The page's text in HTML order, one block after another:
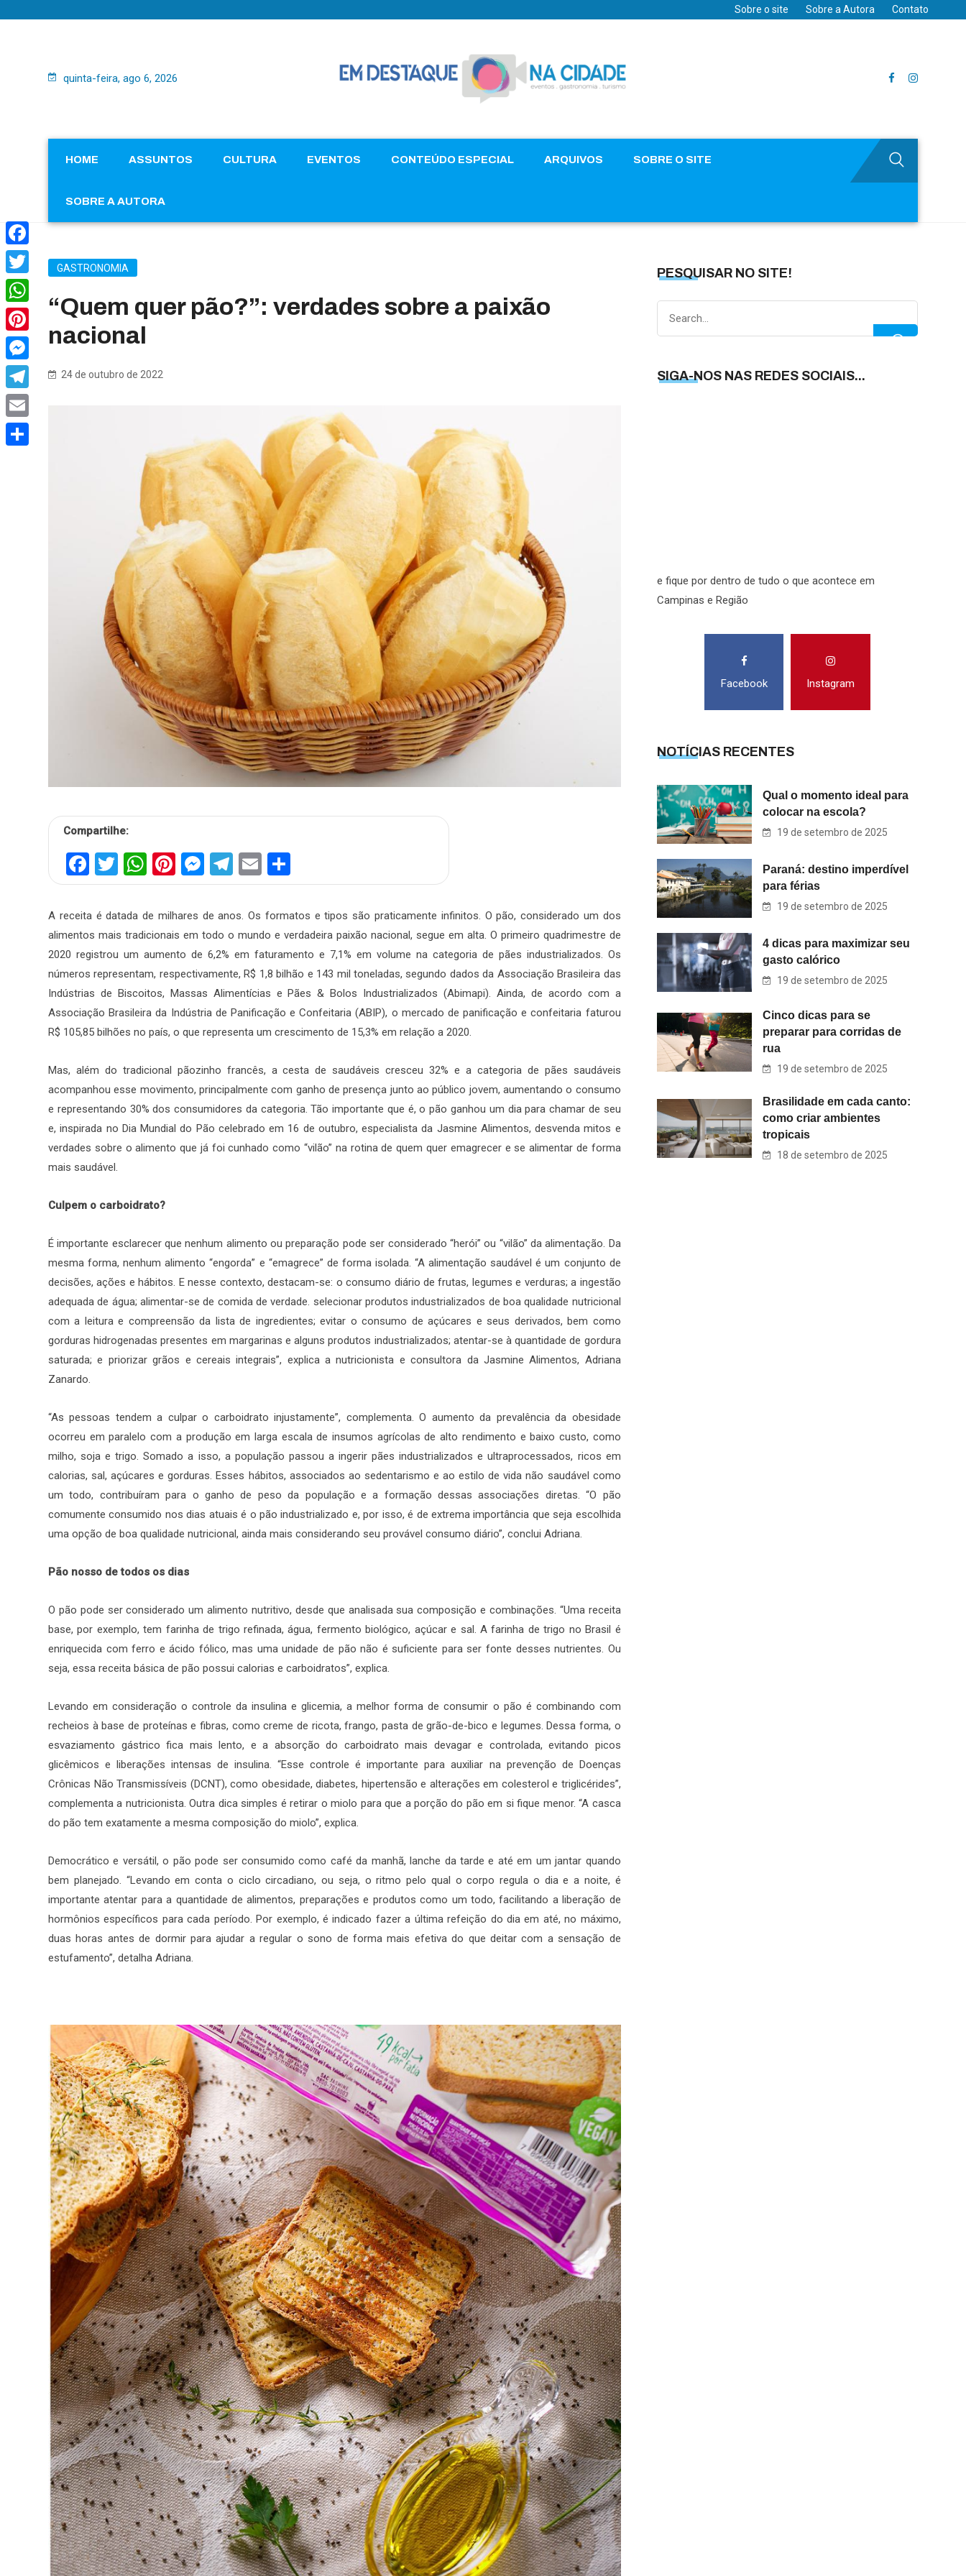
Sobre o site Sobre a Autora Contato
quinta-feira, ago 6, 2026
HOME ASSUNTOS CULTURA EVENTOS CONTEÚDO ESPECIAL ARQUIVOS SOBRE O SITE
SOBRE A AUTORA
GASTRONOMIA
“Quem quer pão?”: verdades sobre a paixão
nacional
24 de outubro de 2022
Compartilhe:
Facebook
Twitter
WhatsApp
Pinterest
Messenger
Telegram
Email
A receita é datada de milhares de anos. Os formatos e tipos são praticamente infinitos. O pão, considerado um dos
alimentos mais tradicionais em todo o mundo e verdadeira paixão nacional, segue em alta. O primeiro quadrimestre de
2020 registrou um aumento de 6,2% em faturamento e 7,1% em volume na categoria de pães industrializados. Os
números representam, respectivamente, R$ 1,8 bilhão e 143 mil toneladas, segundo dados da Associação Brasileira das
Indústrias de Biscoitos, Massas Alimentícias e Pães & Bolos Industrializados (Abimapi). Ainda, de acordo com a
Associação Brasileira da Indústria de Panificação e Confeitaria (ABIP), o mercado de panificação e confeitaria faturou
R$ 105,85 bilhões no país, o que representa um crescimento de 15,3% em relação a 2020.
Mas, além do tradicional pãozinho francês, a cesta de saudáveis cresceu 32% e a categoria de pães saudáveis
acompanhou esse movimento, principalmente com ganho de presença junto ao público jovem, aumentando o consumo
e representando 30% dos consumidores da categoria. Tão importante que é, o pão ganhou um dia para chamar de seu
e, inspirada no Dia Mundial do Pão celebrado em 16 de outubro, especialista da Jasmine Alimentos, desvenda mitos e
verdades sobre o alimento que já foi cunhado como “vilão” na rotina de quem quer emagrecer e se alimentar de forma
mais saudável.
Culpem o carboidrato?
É importante esclarecer que nenhum alimento ou preparação pode ser considerado “herói” ou “vilão” da alimentação. Da
mesma forma, nenhum alimento “engorda” e “emagrece” de forma isolada. “A alimentação saudável é um conjunto de
decisões, ações e hábitos. E nesse contexto, destacam-se: o consumo diário de frutas, legumes e verduras; a ingestão
adequada de água; alimentar-se de comida de verdade. selecionar produtos industrializados de boa qualidade nutricional
com a leitura e compreensão da lista de ingredientes; evitar o consumo de açúcares e seus derivados, bem como
gorduras hidrogenadas presentes em margarinas e alguns produtos industrializados; atentar-se à quantidade de gordura
saturada; e priorizar grãos e cereais integrais”, explica a nutricionista e consultora da Jasmine Alimentos, Adriana
Zanardo.
“As pessoas tendem a culpar o carboidrato injustamente”, complementa. O aumento da prevalência da obesidade
ocorreu em paralelo com a produção em larga escala de insumos agrícolas de alto rendimento e baixo custo, como
milho, soja e trigo. Somado a isso, a população passou a ingerir pães industrializados e ultraprocessados, ricos em
calorias, sal, açúcares e gorduras. Esses hábitos, associados ao sedentarismo e ao estilo de vida não saudável como
um todo, contribuíram para o ganho de peso da população e a formação dessas associações diretas. “O pão
comumente consumido nos dias atuais é o pão industrializado e, por isso, é de extrema importância que seja escolhida
uma opção de boa qualidade nutricional, ainda mais considerando seu provável consumo diário”, conclui Adriana.
Pão nosso de todos os dias
O pão pode ser considerado um alimento nutritivo, desde que analisada sua composição e combinações. “Uma receita
base, por exemplo, tem farinha de trigo refinada, água, fermento biológico, açúcar e sal. A farinha de trigo no Brasil é
enriquecida com ferro e ácido fólico, mas uma unidade de pão não é suficiente para ser fonte desses nutrientes. Ou
seja, essa receita básica de pão possui calorias e carboidratos”, explica.
Levando em consideração o controle da insulina e glicemia, a melhor forma de consumir o pão é combinando com
recheios à base de proteínas e fibras, como creme de ricota, frango, pasta de grão-de-bico e legumes. Dessa forma, o
esvaziamento gástrico fica mais lento, e a absorção do carboidrato mais devagar e controlada, evitando picos
glicêmicos e liberações intensas de insulina. “Esse controle é importante para auxiliar na prevenção de Doenças
Crônicas Não Transmissíveis (DCNT), como obesidade, diabetes, hipertensão e alterações em colesterol e triglicérides”,
complementa a nutricionista. Outra dica simples é retirar o miolo para que a porção do pão em si fique menor. “A casca
do pão tem exatamente a mesma composição do miolo”, explica.
Democrático e versátil, o pão pode ser consumido como café da manhã, lanche da tarde e até em um jantar quando
bem planejado. “Levando em conta o ciclo circadiano, ou seja, o ritmo pelo qual o corpo regula o dia e a noite, é
importante atentar para a quantidade de alimentos, preparações e produtos como um todo, facilitando a liberação de
hormônios específicos para cada período. Por exemplo, é indicado fazer a última refeição do dia em até, no máximo,
duas horas antes de dormir para ajudar a regular o sono de forma mais efetiva do que deitar com a sensação de
estufamento”, detalha Adriana.
PESQUISAR NO SITE!
SIGA-NOS NAS REDES SOCIAIS...
e fique por dentro de tudo o que acontece em
Campinas e Região
Facebook Instagram
NOTÍCIAS RECENTES
Qual o momento ideal para
colocar na escola?
19 de setembro de 2025
Paraná: destino imperdível
para férias
19 de setembro de 2025
4 dicas para maximizar seu
gasto calórico
19 de setembro de 2025
Cinco dicas para se
preparar para corridas de
rua
19 de setembro de 2025
Brasilidade em cada canto:
como criar ambientes
tropicais
18 de setembro de 2025
Facebook
Twitter
WhatsApp
Pinterest
Messenger
Telegram
Email